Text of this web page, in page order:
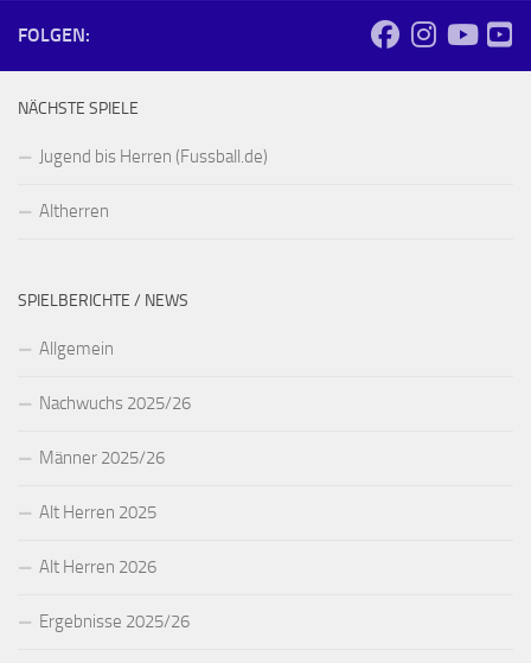
FOLGEN:
NÄCHSTE SPIELE
Jugend bis Herren (Fussball.de)
Altherren
SPIELBERICHTE / NEWS
Allgemein
Nachwuchs 2025/26
Männer 2025/26
Alt Herren 2025
Alt Herren 2026
Ergebnisse 2025/26